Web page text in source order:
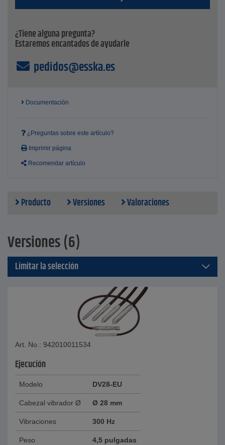
¿Tiene alguna pregunta?
Estaremos encantados de ayudarle
pedidos@esska.es
Documentación
¿Preguntas sobre este artículo?
Imprimir página
Recomendar artículo
Producto Versiones Valoraciones
Versiones (6)
Limitar la selección
Art. No.: 942010011534
Ejecución
Modelo DV28-EU
Cabezal vibrador Ø Ø 28 mm
Vibraciones 300 Hz
Peso 4,5 pulgadas